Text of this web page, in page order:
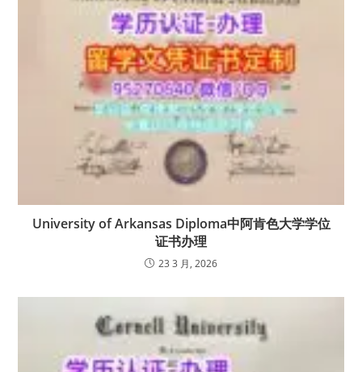
University of Arkansas Diploma中阿肯色大学学位
证书办理
23 3 月, 2026